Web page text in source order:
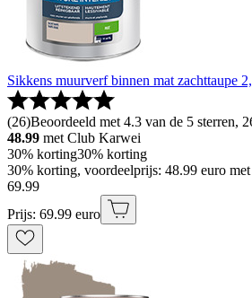
Sikkens muurverf binnen mat zachttaupe
(26)Beoordeeld met 4.3 van de 5 sterren,
48.99 met Club Karwei
30% korting30% korting
30% korting, voordeelprijs: 48.99 euro
69.99
Prijs: 69.99 euro